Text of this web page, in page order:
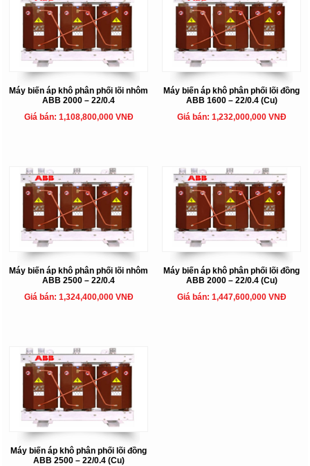
Máy biến áp khô phân phối lõi nhôm
ABB 2000 – 22/0.4
Giá bán: 1,108,800,000 VNĐ
Máy biến áp khô phân phối lõi đồng
ABB 1600 – 22/0.4 (Cu)
Giá bán: 1,232,000,000 VNĐ
Máy biến áp khô phân phối lõi nhôm
ABB 2500 – 22/0.4
Giá bán: 1,324,400,000 VNĐ
Máy biến áp khô phân phối lõi đồng
ABB 2000 – 22/0.4 (Cu)
Giá bán: 1,447,600,000 VNĐ
Máy biến áp khô phân phối lõi đồng
ABB 2500 – 22/0.4 (Cu)